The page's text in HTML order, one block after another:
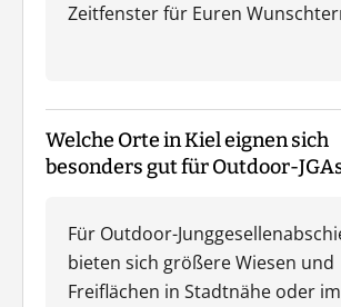
Zeitfenster für Euren
Welche Orte in Kiel eignen sich
besonders gut für Outdoor-
Für Outdoor-
bieten sich größere Wiesen und
Freiflächen in Stadtnähe oder